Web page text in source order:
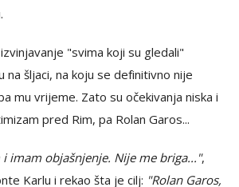
"svima koji su gledali"
na šljaci, na koju se definitivno nije
mu vrijeme. Zato su očekivanja niska i
pred Rim, pa Rolan Garos...
i imam objašnjenje. Nije me briga...",
Karlu i rekao šta je cilj: "Rolan Garos,